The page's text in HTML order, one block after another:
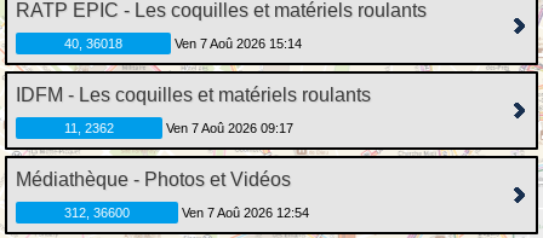
RATP EPIC - Les coquilles et matériels roulants
40, 36018 Ven 7 Aoû 2026 15:14
IDFM - Les coquilles et matériels roulants
11, 2362 Ven 7 Aoû 2026 09:17
Médiathèque - Photos et Vidéos
312, 36600 Ven 7 Aoû 2026 12:54